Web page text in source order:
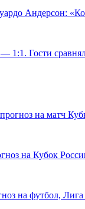
Андерсон:
1:1. Гости
на матч
на Кубок
на футбол, Лига